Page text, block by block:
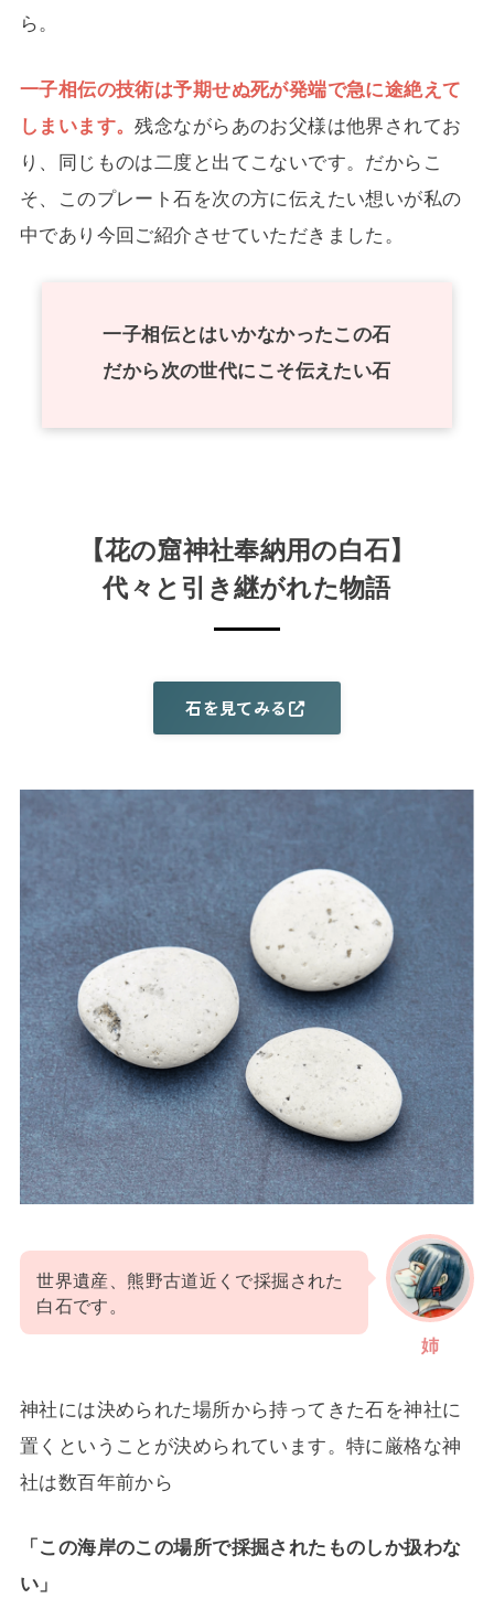
ら。
一子相伝の技術は予期せぬ死が発端で急に途絶えて
しまいます。残念ながらあのお父様は他界されてお
り、同じものは二度と出てこないです。だからこ
そ、このプレート石を次の方に伝えたい想いが私の
中であり今回ご紹介させていただきました。
一子相伝とはいかなかったこの石
だから次の世代にこそ伝えたい石
【花の窟神社奉納用の白石】
代々と引き継がれた物語
石を見てみる
姉
世界遺産、熊野古道近くで採掘された
白石です。
神社には決められた場所から持ってきた石を神社に
置くということが決められています。特に厳格な神
社は数百年前から
「この海岸のこの場所で採掘されたものしか扱わな
い」